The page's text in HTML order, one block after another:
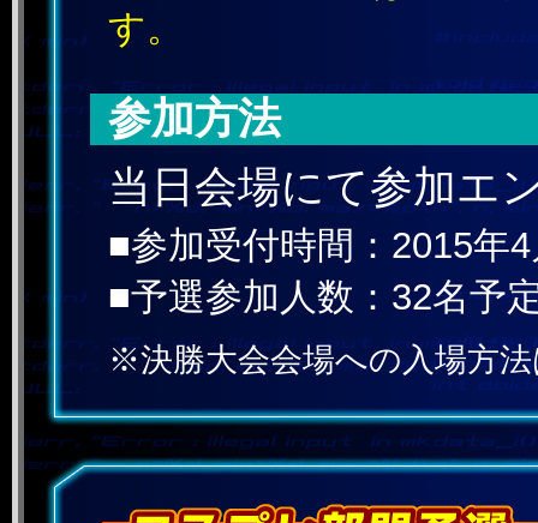
す。
参加方法
当日会場にて参加エ
■参加受付時間：2015年
■予選参加人数：32名予
※決勝大会会場への入場方